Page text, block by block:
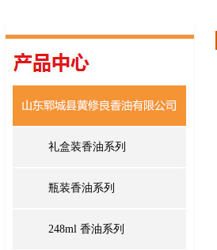
礼盒装香油系列
瓶装香油系列
248ml 香油系列